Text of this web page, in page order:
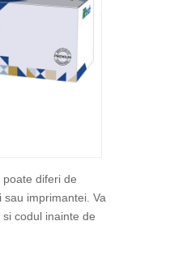
diferi de
sau imprimantei. Va
codul inainte de